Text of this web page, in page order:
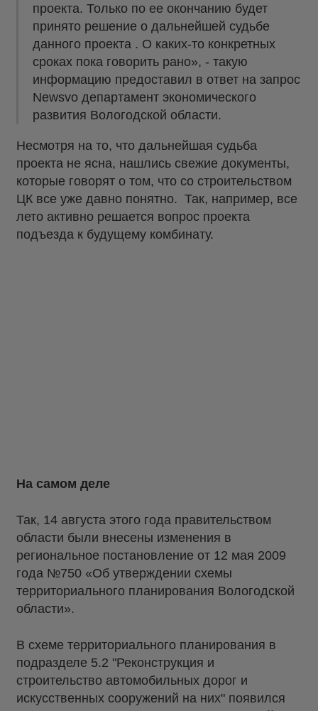
проекта. Только по ее окончанию будет
принято решение о дальнейшей судьбе
данного проекта . О каких-то конкретных
сроках пока говорить рано», - такую
информацию предоставил в ответ на запрос
Newsvo департамент экономического
развития Вологодской области.
Несмотря на то, что дальнейшая судьба
проекта не ясна, нашлись свежие документы,
которые говорят о том, что со строительством
ЦК все уже давно понятно. Так, например, все
лето активно решается вопрос проекта
подъезда к будущему комбинату.
На самом деле
Так, 14 августа этого года правительством
области были внесены изменения в
региональное постановление от 12 мая 2009
года №750 «Об утверждении схемы
территориального планирования Вологодской
области».
В схеме территориального планирования в
подразделе 5.2 "Реконструкция и
строительство автомобильных дорог и
искусственных сооружений на них" появился